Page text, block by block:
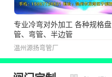
专业冷弯对外加工 各种规格盘
管、弯管、半边管
温州源扬弯管厂